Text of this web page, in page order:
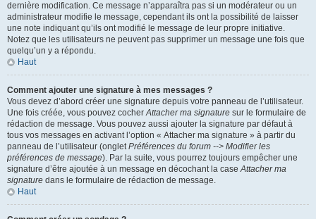
dernière modification. Ce message n’apparaîtra pas si un modérateur ou un
administrateur modifie le message, cependant ils ont la possibilité de laisser
une note indiquant qu’ils ont modifié le message de leur propre initiative.
Notez que les utilisateurs ne peuvent pas supprimer un message une fois que
quelqu’un y a répondu.
Haut
Comment ajouter une signature à mes messages ?
Vous devez d’abord créer une signature depuis votre panneau de l’utilisateur.
Une fois créée, vous pouvez cocherAttacher ma signature sur le formulaire de
rédaction de message. Vous pouvez aussi ajouter la signature par défaut à
tous vos messages en activant l’option « Attacher ma signature » à partir du
panneau de l’utilisateur (ongletPréférences du forum --> Modifier les
préférences de message). Par la suite, vous pourrez toujours empêcher une
signature d’être ajoutée à un message en décochant la caseAttacher ma
signature dans le formulaire de rédaction de message.
Haut